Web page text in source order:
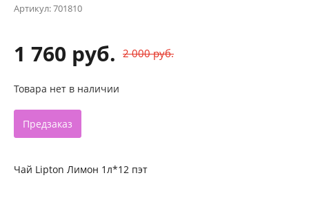
Артикул:701810
1 760 руб. 2 000 руб.
Товара нет в наличии
Предзаказ
Чай Lipton Лимон 1л*12 пэт